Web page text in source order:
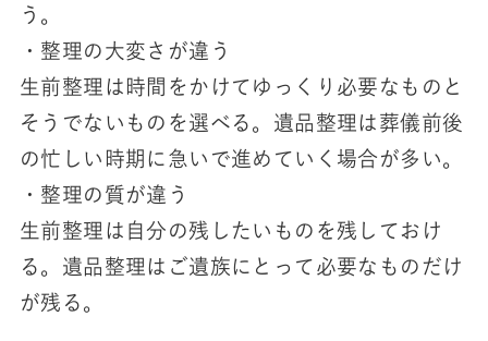
う。
・整理の大変さが違う
生前整理は時間をかけてゆっくり必要なものと
そうでないものを選べる。遺品整理は葬儀前後
の忙しい時期に急いで進めていく場合が多い。
・整理の質が違う
生前整理は自分の残したいものを残しておけ
る。遺品整理はご遺族にとって必要なものだけ
が残る。